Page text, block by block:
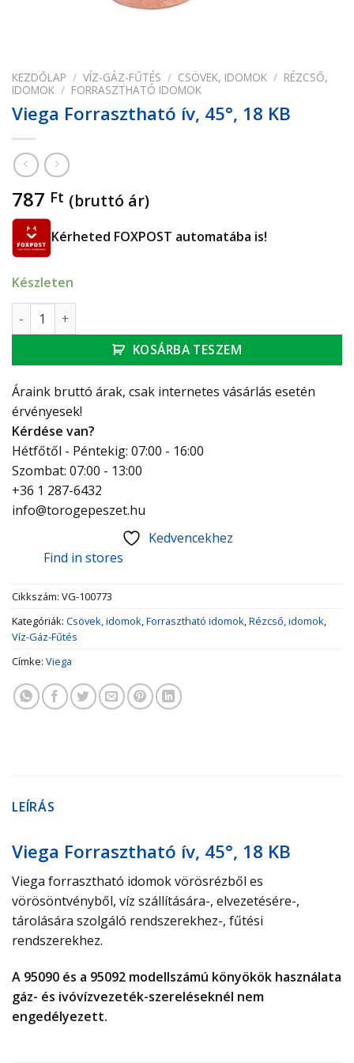
KEZDŐLAP / VÍZ-GÁZ-FŰTÉS / CSÖVEK, IDOMOK / RÉZCSŐ,
IDOMOK / FORRASZTHATÓ IDOMOK
Viega Forrasztható ív, 45°, 18 KB
787 Ft (bruttó ár)
Kérheted FOXPOST automatába is!
Készleten
Viega Forrasztható ív, 45°, 18 KB mennyiség
KOSÁRBA TESZEM
Áraink bruttó árak, csak internetes vásárlás esetén
érvényesek!
Kérdése van?
Hétfőtől - Péntekig: 07:00 - 16:00
Szombat: 07:00 - 13:00
+36 1 287-6432
info@torogepeszet.hu
Kedvencekhez
Find in stores
Cikkszám: VG-100773
Kategóriák: Csövek, idomok,Forrasztható idomok,Rézcső, idomok,
Víz-Gáz-Fűtés
Címke: Viega
LEÍRÁS
Viega Forrasztható ív, 45°, 18 KB
Viega forrasztható idomok vörösrézből es
vörösöntvényből, víz szállítására-, elvezetésére-,
tárolására szolgáló rendszerekhez-, fűtési
rendszerekhez.
A 95090 és a 95092 modellszámú könyökök használata
gáz- és ivóvízvezeték-​szereléseknél nem
engedélyezett.